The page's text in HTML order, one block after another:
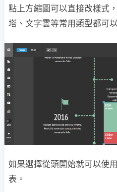
點上方縮圖可以直接改樣式
塔、文字雲等常用類型都可
如果選擇從頭開始就可以使
表。